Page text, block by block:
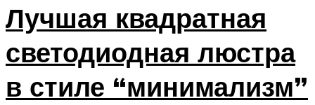
Лучшая квадратная
светодиодная люстра
в стиле “минимализм”